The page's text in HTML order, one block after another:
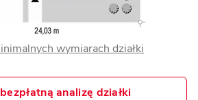
wymiarach działki
analizę działki